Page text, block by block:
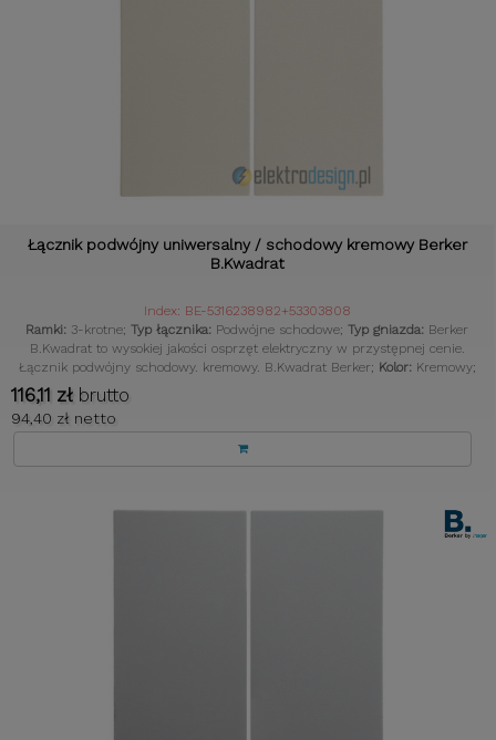
Łącznik podwójny uniwersalny / schodowy kremowy Berker
B.Kwadrat
Index: BE-5316238982+53303808
Ramki: 3-krotne; Typ łącznika: Podwójne schodowe; Typ gniazda: Berker
B.Kwadrat to wysokiej jakości osprzęt elektryczny w przystępnej cenie.
Łącznik podwójny schodowy. kremowy. B.Kwadrat Berker; Kolor: Kremowy;
116,11 zł brutto
94,40 zł netto